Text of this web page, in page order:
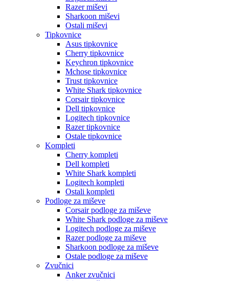
Razer miševi
Sharkoon miševi
Ostali miševi
Tipkovnice
Asus tipkovnice
Cherry tipkovnice
Keychron tipkovnice
Mchose tipkovnice
Trust tipkovnice
White Shark tipkovnice
Corsair tipkovnice
Dell tipkovnice
Logitech tipkovnice
Razer tipkovnice
Ostale tipkovnice
Kompleti
Cherry kompleti
Dell kompleti
White Shark kompleti
Logitech kompleti
Ostali kompleti
Podloge za miševe
Corsair podloge za miševe
White Shark podloge za miševe
Logitech podloge za miševe
Razer podloge za miševe
Sharkoon podloge za miševe
Ostale podloge za miševe
Zvučnici
Anker zvučnici